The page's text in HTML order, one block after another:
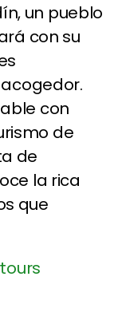
un pueblo
con su
con
de
de
la rica
que